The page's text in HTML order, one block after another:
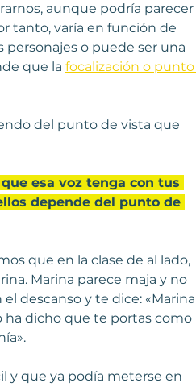
aunque podría parecer
tanto, varía en función de
personajes o puede ser una
que la focalización o punto
del punto de vista que
esa voz tenga con tus
depende del punto de
que en la clase de al lado,
Marina parece maja y no
descanso y te dice: «Marina
ha dicho que te portas como
y que ya podía meterse en